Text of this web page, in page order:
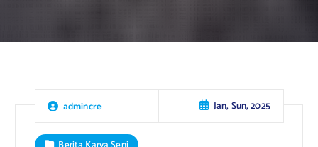
admincre Jan, Sun, 2025